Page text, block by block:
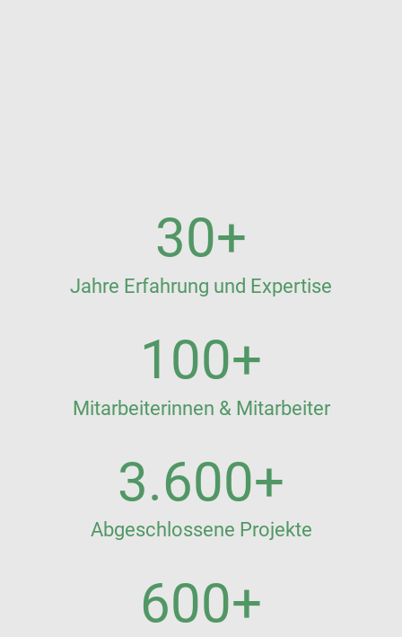
30+
Jahre Erfahrung und Expertise
100+
Mitarbeiterinnen & Mitarbeiter
3.600+
Abgeschlossene Projekte
600+